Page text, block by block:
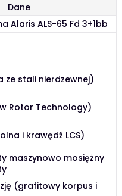
Dane
Alaris ALS-65 Fd 3+1bb
ze stali nierdzewnej)
Rotor Technology)
i krawędź LCS)
maszynowo mosiężny
(grafitowy korpus i